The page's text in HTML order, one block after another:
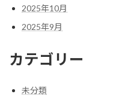
2025年10月
2025年9月
カテゴリー
未分類